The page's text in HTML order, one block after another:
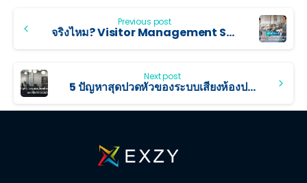
Previous post
จริงไหม? Visitor Management System คือระบบที่ออฟฟิศขาดไม่ได้
Next post
5 ปัญหาสุดปวดหัวของระบบเสียงห้องประชุม และวิธีแก้ไขแบบมือโปร